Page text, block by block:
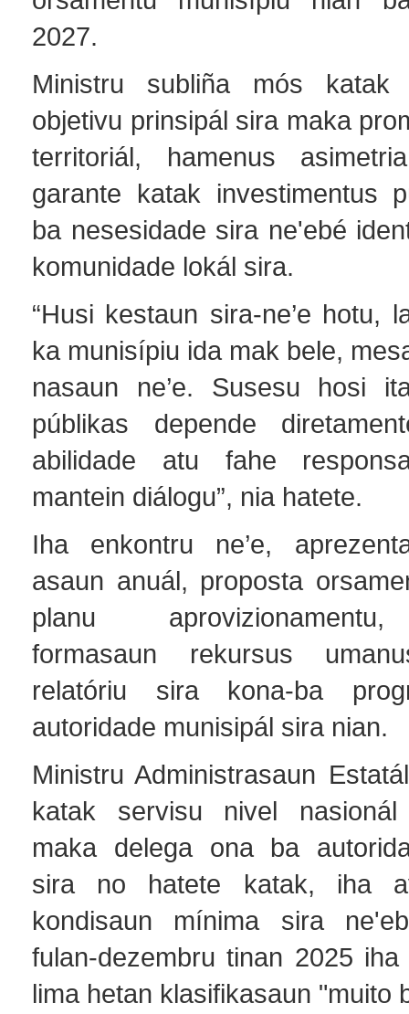
2027.
Ministru subliña mós katak
objetivu prinsipál sira maka
territoriál, hamenus
garante katak investimentus
ba nesesidade sira ne'ebé
komunidade lokál sira.
“Husi kestaun sira-ne’e hotu,
ka munisípiu ida mak bele,
nasaun ne’e. Susesu hosi
públikas depende
abilidade atu fahe
mantein diálogu”, nia hatete.
Iha enkontru ne’e,
asaun anuál, proposta
planu
formasaun rekursus
relatóriu sira kona-ba
autoridade munisipál sira nian.
Ministru Administrasaun
katak servisu nivel
maka delega ona ba
sira no hatete katak, iha
kondisaun mínima sira
fulan-dezembru tinan 2025
lima hetan klasifikasaun "muito